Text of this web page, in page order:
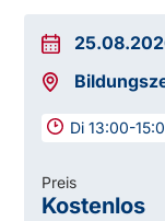
Di 13:00-
Preis
Kostenlos